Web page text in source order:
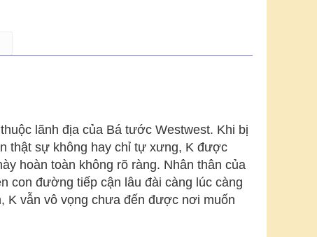
lãnh địa của Bá tước Westwest. Khi bị
thật sự không hay chỉ tự xưng, K được
hoàn toàn không rõ ràng. Nhân thân của
con đường tiếp cận lâu đài càng lúc càng
K vẫn vô vọng chưa đến được nơi muốn